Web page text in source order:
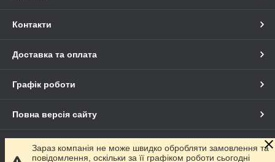
Контакти
Доставка та оплата
Графік роботи
Повна версія сайту
Сайт створено на маркетплейсі Prom.ua
Зараз компанія не може швидко обробляти замовлення та
повідомлення, оскільки за її графіком роботи сьогодні